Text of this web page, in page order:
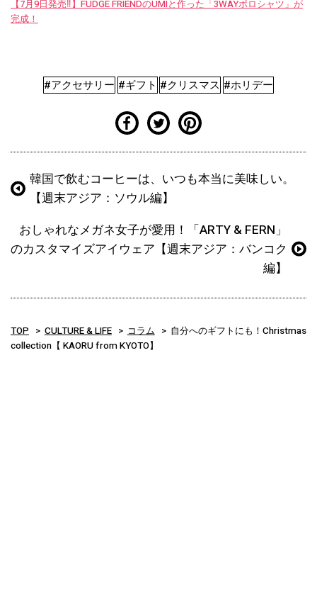
【7月9日発売‼︎】FUDGE FRIENDのUMIと作った「3WAYポロシャツ」が
完成！
#アクセサリー #ギフト #クリスマス #ホリデー
韓国で飲むコーヒーは、いつも本当に美味しい。
【週末アジア：ソウル編】
おしゃれなメガネ女子が愛用！「ARTY & FERN」
のカスタマイズアイウェア【週末アジア：バンコク
編】
TOP CULTURE & LIFE コラム
自分へのギフトにも！Christmas
collection【 KAORU from KYOTO】